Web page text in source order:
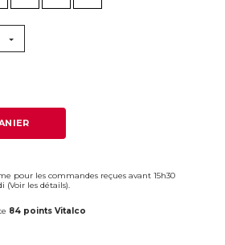
pour les commandes reçues avant 15h30
(Voir les détails).
84 points Vitalco